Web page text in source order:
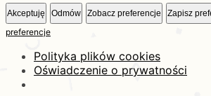
Akceptuję Odmów Zobacz preferencje Zapisz
preferencje
Polityka plików cookies
Oświadczenie o prywatności